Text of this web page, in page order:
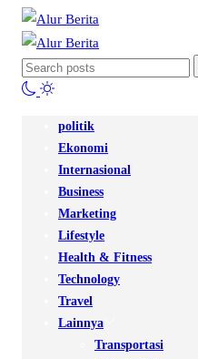
politik
Ekonomi
Internasional
Business
Marketing
Lifestyle
Health & Fitness
Technology
Travel
Lainnya
Transportasi